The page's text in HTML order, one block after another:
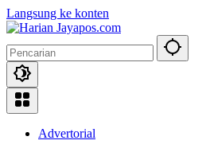
Langsung ke konten
Advertorial